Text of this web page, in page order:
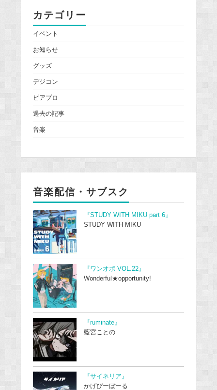
カテゴリー
イベント
お知らせ
グッズ
デジコン
ピアプロ
過去の記事
音楽
音楽配信・サブスク
『STUDY WITH MIKU part 6』
STUDY WITH MIKU
『ワンオポ VOL.22』
Wonderful★opportunity!
『ruminate』
藍宮ことの
『サイネリア』
かげぴーぼーる